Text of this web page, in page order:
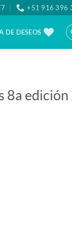
+51 916 396
DE DESEOS
edición